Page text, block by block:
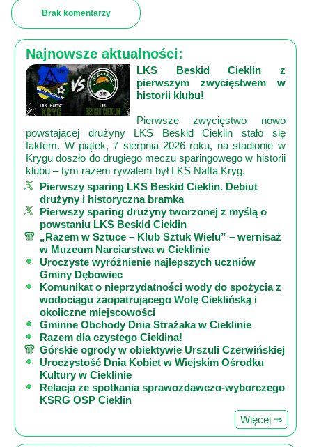
Brak komentarzy
Najnowsze aktualności:
LKS Beskid Cieklin z
pierwszym zwycięstwem w
historii klubu!
Pierwsze zwycięstwo nowo
powstającej drużyny LKS Beskid Cieklin stało się
faktem. W piątek, 7 sierpnia 2026 roku, na stadionie w
Krygu doszło do drugiego meczu sparingowego w historii
klubu – tym razem rywalem był LKS Nafta Kryg.
Pierwszy sparing LKS Beskid Cieklin. Debiut
drużyny i historyczna bramka
Pierwszy sparing drużyny tworzonej z myślą o
powstaniu LKS Beskid Cieklin
„Razem w Sztuce – Klub Sztuk Wielu” – wernisaż
w Muzeum Narciarstwa w Cieklinie
Uroczyste wyróżnienie najlepszych uczniów
Gminy Dębowiec
Komunikat o nieprzydatności wody do spożycia z
wodociągu zaopatrującego Wolę Cieklińską i
okoliczne miejscowości
Gminne Obchody Dnia Strażaka w Cieklinie
Razem dla czystego Cieklina!
Górskie ogrody w obiektywie Urszuli Czerwińskiej
Uroczystość Dnia Kobiet w Wiejskim Ośrodku
Kultury w Cieklinie
Relacja ze spotkania sprawozdawczo-wyborczego
KSRG OSP Cieklin
Więcej ⇒